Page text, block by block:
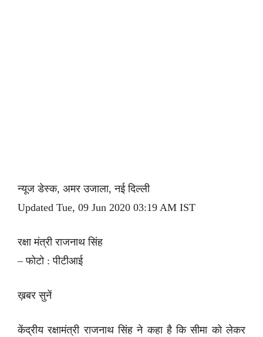
न्यूज डेस्क, अमर उजाला, नई दिल्ली
Updated Tue, 09 Jun 2020 03:19 AM IST
रक्षा मंत्री राजनाथ सिंह
– फोटो : पीटीआई
ख़बर सुनें
केंद्रीय रक्षामंत्री राजनाथ सिंह ने कहा है कि सीमा को लेकर